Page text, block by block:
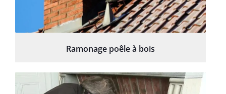
Ramonage poêle à bois